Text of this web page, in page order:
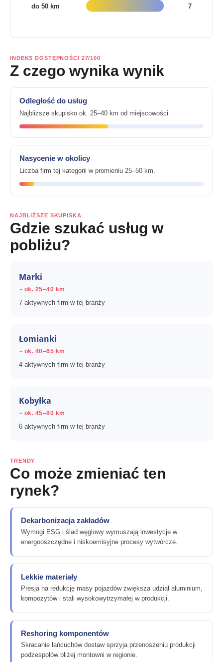
INDEKS DOSTĘPNOŚCI 27/100
Z czego wynika wynik
Odległość do usług
Najbliższe skupisko ok. 25–40 km od miejscowości.
Nasycenie w okolicy
Liczba firm tej kategorii w promieniu 25–50 km.
NAJBLIŻSZE SKUPISKA
Gdzie szukać usług w
pobliżu?
Marki
~ ok. 25–40 km
7 aktywnych firm w tej branży
Łomianki
~ ok. 40–65 km
4 aktywnych firm w tej branży
Kobyłka
~ ok. 45–80 km
6 aktywnych firm w tej branży
TRENDY
Co może zmieniać ten
rynek?
Dekarbonizacja zakładów
Wymogi ESG i ślad węglowy wymuszają inwestycje w
energooszczędne i niskoemisyjne procesy wytwórcze.
Lekkie materiały
Presja na redukcję masy pojazdów zwiększa udział aluminium,
kompozytów i stali wysokowytrzymałej w produkcji.
Reshoring komponentów
Skracanie łańcuchów dostaw sprzyja przenoszeniu produkcji
podzespołów bliżej montowni w regionie.